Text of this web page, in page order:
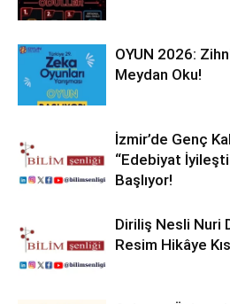
OYUN 2026:
Meydan Oku!
İzmir’de Genç
“Edebiyat
Başlıyor!
Diriliş Nesli Nuri
Resim Hikâye